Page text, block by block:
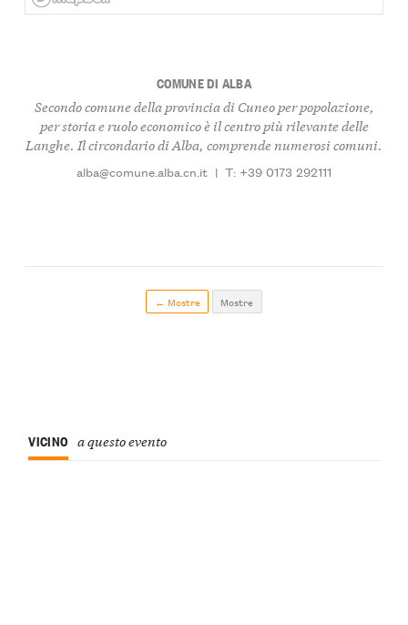
COMUNE DI ALBA
Secondo comune della provincia di Cuneo per popolazione,
per storia e ruolo economico è il centro più rilevante delle
Langhe. Il circondario di Alba, comprende numerosi comuni.
alba@comune.alba.cn.it | T: +39 0173 292111
← Mostre Mostre
VICINO a questo evento